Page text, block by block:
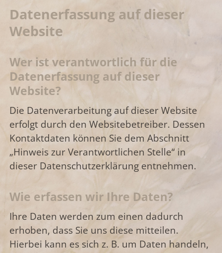
Datenerfassung auf dieser
Website
Wer ist verantwortlich für die
Datenerfassung auf dieser
Website?
Die Datenverarbeitung auf dieser Website
erfolgt durch den Websitebetreiber. Dessen
Kontaktdaten können Sie dem Abschnitt
„Hinweis zur Verantwortlichen Stelle“ in
dieser Datenschutzerklärung entnehmen.
Wie erfassen wir Ihre Daten?
Ihre Daten werden zum einen dadurch
erhoben, dass Sie uns diese mitteilen.
Hierbei kann es sich z. B. um Daten handeln,